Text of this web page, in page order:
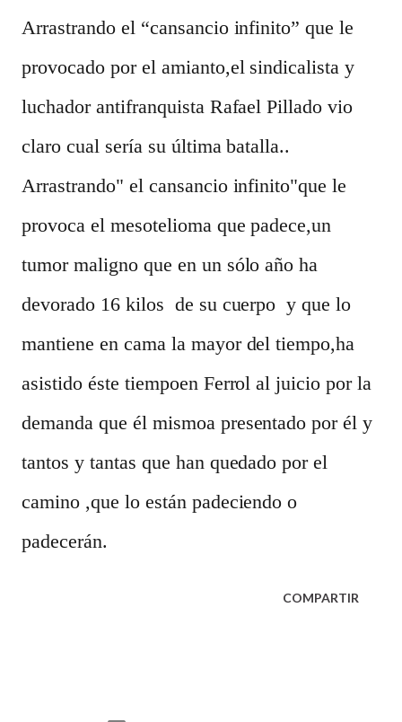
Arrastrando el “cansancio infinito” que le
provocado por el amianto,el sindicalista y
luchador antifranquista Rafael Pillado vio
claro cual sería su última batalla..
Arrastrando" el cansancio infinito"que le
provoca el mesotelioma que padece,un
tumor maligno que en un sólo año ha
devorado 16 kilos de su cuerpo y que lo
mantiene en cama la mayor del tiempo,ha
asistido éste tiempoen Ferrol al juicio por la
demanda que él mismoa presentado por él y
tantos y tantas que han quedado por el
camino ,que lo están padeciendo o
padecerán.
COMPARTIR